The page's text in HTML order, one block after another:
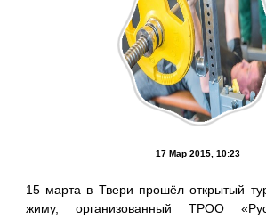
17 Мар 2015, 10:23
15 марта в Твери прошёл открытый
жиму, организованный ТРОО